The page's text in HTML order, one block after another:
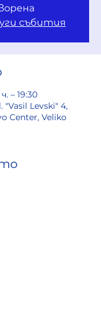
събития
– 19:30
"Vasil Levski" 4,
Center, Veliko